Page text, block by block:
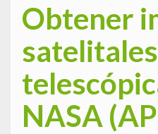
Obtener
NASA